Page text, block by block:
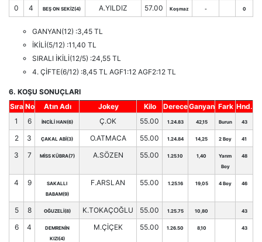
0 4 BEŞ ON SEKİZ(4) A.YILDIZ 57.00 Koşmaz - 0
GANYAN(12) :3,45 TL
İKİLİ(5/12) :11,40 TL
SIRALI İKİLİ(12/5) :24,55 TL
4. ÇİFTE(6/12) :8,45 TL AGF1:12 AGF2:12 TL
6. KOŞU SONUÇLARI
Sıra No Atın Adı Jokey Kilo DereceGanyan Fark Hnd.
1
6 İNCİLİ HAN(6) Ç.OK 55.00 1.24.83 42,15 Burun 43
2 3 ÇAKAL ABİ(3) O.ATMACA 55.00 1.24.84 14,25 2 Boy 41
3 7 MİSS KÜBRA(7) A.SÖZEN 55.00 1.25.10 1,40
Yarım
Boy
48
4 9
SAKALLI
BABAM(9)
F.ARSLAN 55.00 1.25.16 19,05 4 Boy 46
5 8 OĞUZELİ(8) K.TOKAÇOĞLU 55.00 1.25.75 10,80 43
6 4
DEMRENİN
KIZI(4)
M.ÇİÇEK 55.00 1.26.50 8,10 43